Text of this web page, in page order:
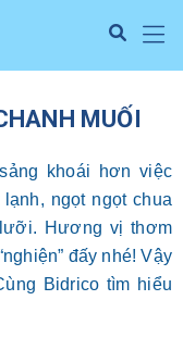
MUỐI
khoái hơn việc
ngọt ngọt chua
Hương vị thơm
đấy nhé! Vậy
Bidrico tìm hiểu